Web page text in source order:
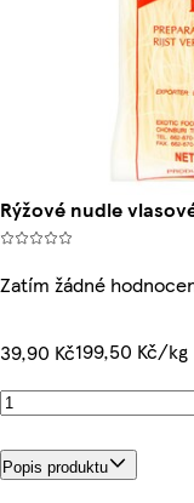
Rýžové nudle
Zatím žádné
39,90 Kč199,50 Kč/kg
Popis produktu